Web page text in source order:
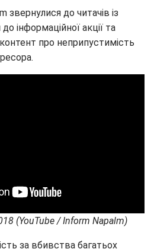
звернулися до читачів із
інформаційної акції та
про неприпустимість
(YouTube / Inform Napalm)
за вбивства багатьох